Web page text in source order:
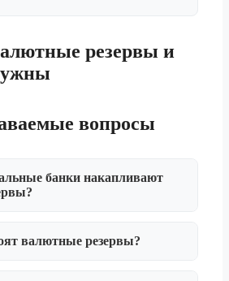
резервы и
вопросы
банки накапливают
валютные резервы?